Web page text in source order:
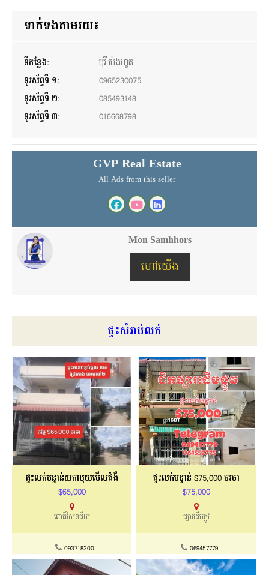
ទាក់ទងតាមរយ៖
ទីកន្លែង:
បុរី ប៉េងហួត
ទូរស័ព្ទទី ១:
0965230075
ទូរស័ព្ទទី ២:
085493148
ទូរស័ព្ទទី ៣:
016668798
GVP Real Estate
All Ads from this seller
Mon Samhhors
ហៅយើង
ផ្ទះសំរាប់លក់
ផ្ទះលក់បន្ទាន់យកលុយមើលជំងឺ
$65,000
ពោធិ៍សែនជ័យ
093718200
ផ្ទះ​លក់​បន្ទាន់​ $75,000 ចរចា
$75,000
ផ្សារដើមថ្កូវ​
069457779